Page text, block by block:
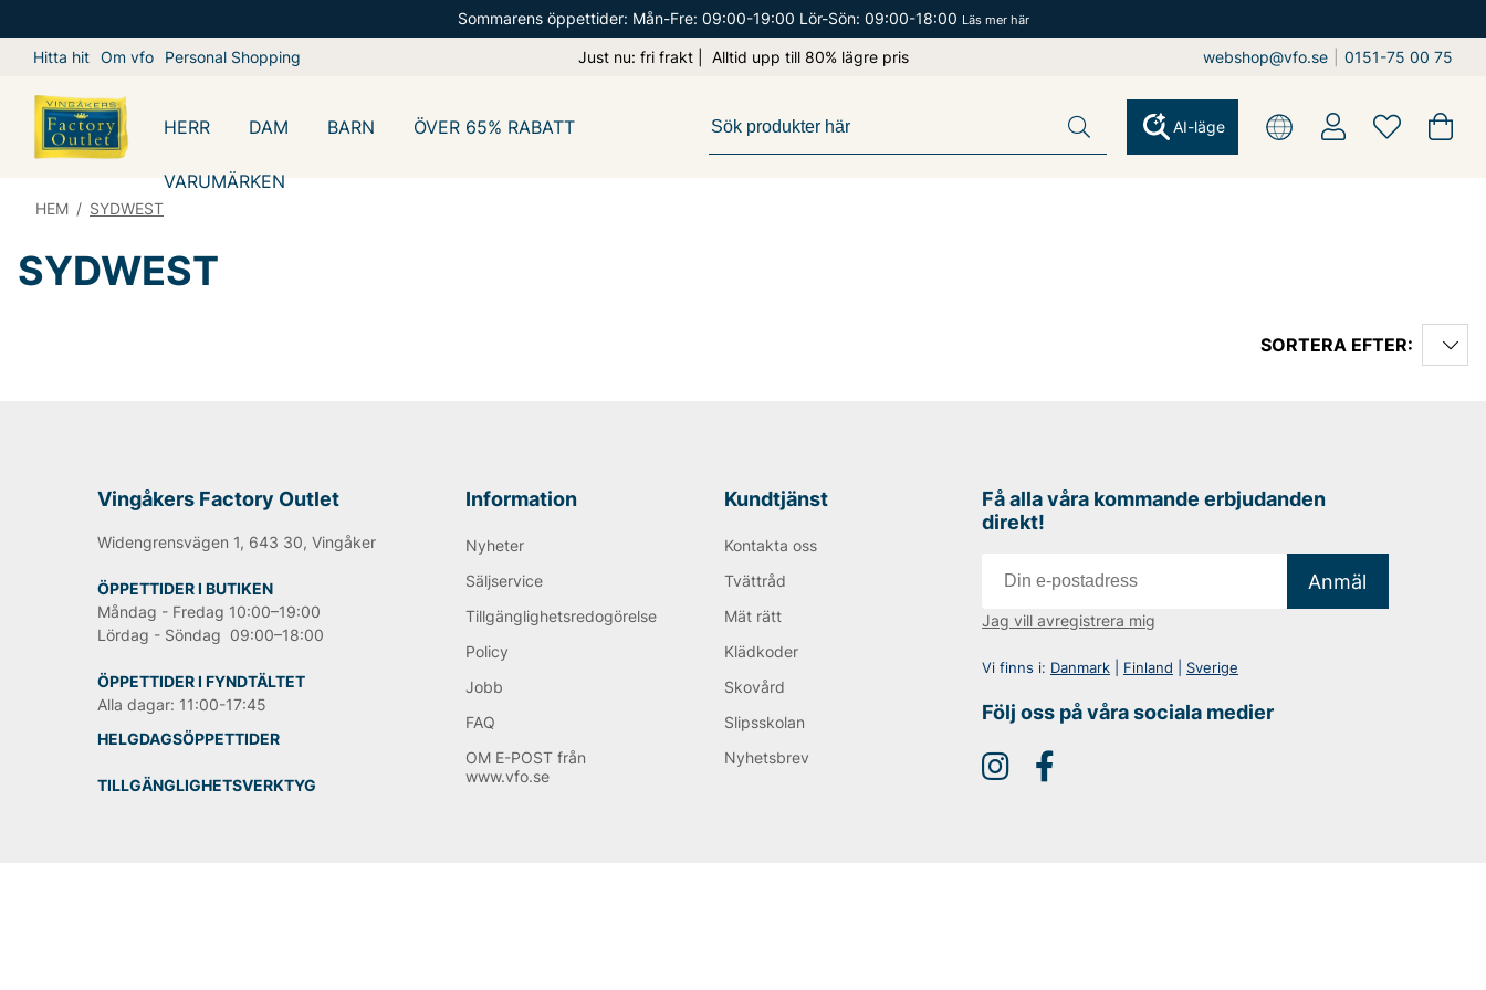
Sommarens öppettider: Mån-Fre: 09:00-19:00 Lör-Sön: 09:00-18:00 Läs mer här
Hitta hit Om vfo Personal Shopping Just nu: fri frakt | Alltid upp till 80% lägre pris webshop@vfo.se 0151-75 00 75
HERR DAM BARN ÖVER 65% RABATT
VARUMÄRKEN
AI-läge
HEM / SYDWEST
SYDWEST
SORTERA EFTER:
Vingåkers Factory Outlet
Widengrensvägen 1, 643 30, Vingåker
ÖPPETTIDER I BUTIKEN
Måndag - Fredag 10:00–19:00
Lördag - Söndag 09:00–18:00
ÖPPETTIDER I FYNDTÄLTET
Alla dagar: 11:00-17:45
HELGDAGSÖPPETTIDER
TILLGÄNGLIGHETSVERKTYG
Information
Nyheter
Säljservice
Tillgänglighetsredogörelse
Policy
Jobb
FAQ
OM E-POST från
www.vfo.se
Kundtjänst
Kontakta oss
Tvättråd
Mät rätt
Klädkoder
Skovård
Slipsskolan
Nyhetsbrev
Få alla våra kommande erbjudanden
direkt!
Anmäl
Jag vill avregistrera mig
Vi finns i: Danmark| Finland Sverige
Följ oss på våra sociala medier